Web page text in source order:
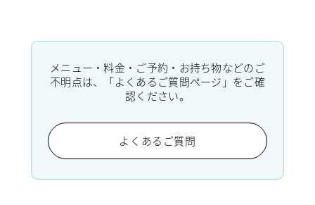
メニュー・料金・ご予約・お持ち物などのご
不明点は、「よくあるご質問ページ」をご確
認ください。
よくあるご質問